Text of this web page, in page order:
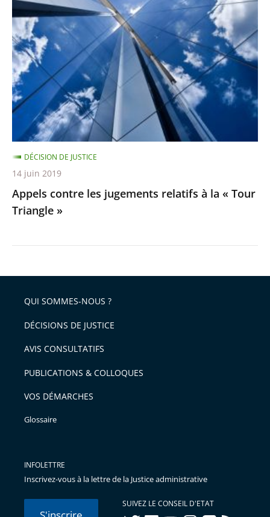
contre
les
jugements
relatifs
à
la
«
Tour
Triangle
»
Appels contre les jugements relatifs à la « Tour
Triangle »
DÉCISION DE JUSTICE
14 juin 2019
QUI SOMMES-NOUS ?
DÉCISIONS DE JUSTICE
AVIS CONSULTATIFS
PUBLICATIONS & COLLOQUES
VOS DÉMARCHES
Glossaire
INFOLETTRE
Inscrivez-vous à la lettre de la Justice administrative
SUIVEZ LE CONSEIL D'ETAT